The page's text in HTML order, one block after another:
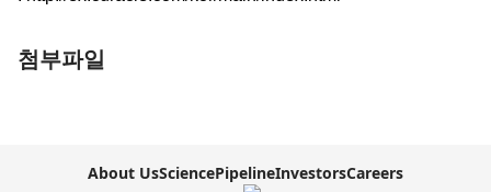
첨부파일
About UsSciencePipelineInvestorsCareers